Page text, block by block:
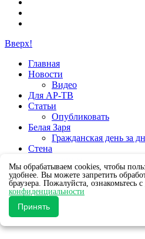
Вверх!
Главная
Новости
Видео
Для АР-ТВ
Статьи
Опубликовать
Белая Заря
Гражданская день за
Стена
Мы обрабатываем cookies, чтобы
удобнее. Вы можете запретить
браузера. Пожалуйста, ознакомьтесь с
конфиденциальности
Принять